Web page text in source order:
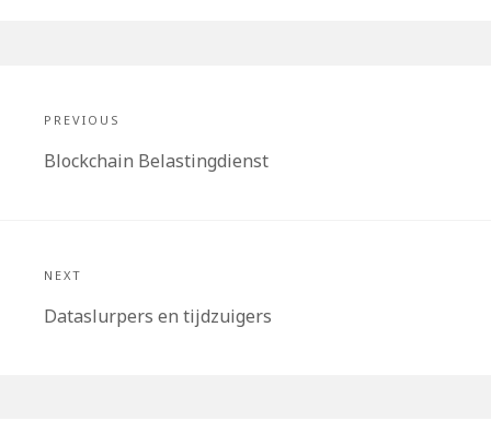
navigatie
PREVIOUS
Previous
Blockchain Belastingdienst
NEXT
Next
Dataslurpers en tijdzuigers